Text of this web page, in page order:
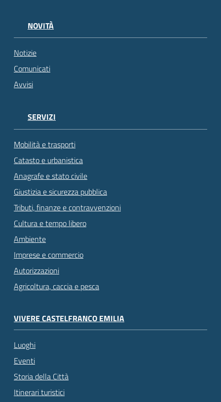
NOVITÀ
Notizie
Comunicati
Avvisi
SERVIZI
Mobilità e trasporti
Catasto e urbanistica
Anagrafe e stato civile
Giustizia e sicurezza pubblica
Tributi, finanze e contravvenzioni
Cultura e tempo libero
Ambiente
Imprese e commercio
Autorizzazioni
Agricoltura, caccia e pesca
VIVERE CASTELFRANCO EMILIA
Luoghi
Eventi
Storia della Città
Itinerari turistici